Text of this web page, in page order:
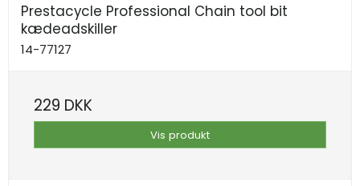
Prestacycle Professional Chain tool bit
kædeadskiller
14-77127
229 DKK
Vis produkt